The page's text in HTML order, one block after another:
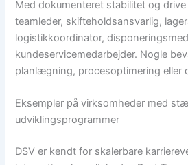
Med dokumenteret stabilitet og
teamleder, skifteholdsansvarlig,
logistikkoordinator,
kundeservicemedarbejder. Nogle
planlægning, procesoptimering eller
Eksempler på virksomheder med
udviklingsprogrammer
DSV er kendt for skalerbare